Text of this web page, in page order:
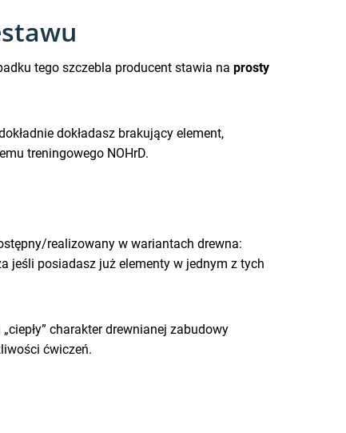
tego szczebla producent stawia na prosty
dokładasz brakujący element,
treningowego NOHrD.
realizowany w wariantach drewna:
jeśli posiadasz już elementy w jednym z tych
charakter drewnianej zabudowy
ćwiczeń.